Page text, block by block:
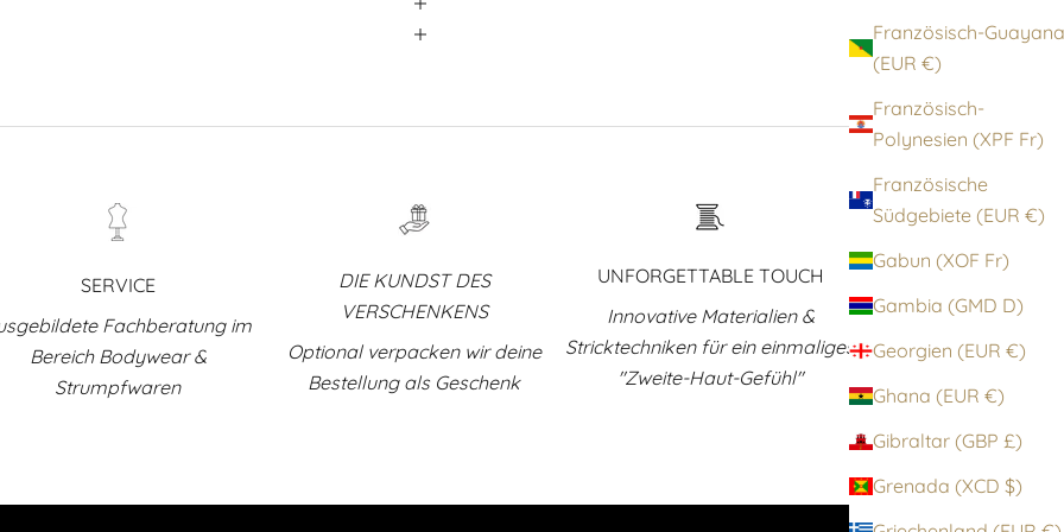
Französisch-Guayana
(EUR €)
Französisch-
Polynesien (XPF Fr)
Französische
Südgebiete (EUR €)
Gabun (XOF Fr)
Gambia (GMD D)
Georgien (EUR €)
Ghana (EUR €)
Gibraltar (GBP £)
Grenada (XCD $)
SERVICE
Fachberatung im
Bereich Bodywear &
Strumpfwaren
DIE KUNDST DES
VERSCHENKENS
Optional verpacken wir deine
Bestellung als Geschenk
UNFORGETTABLE TOUCH
Innovative Materialien &
Stricktechniken für ein einmaliges
"Zweite-Haut-Gefühl"